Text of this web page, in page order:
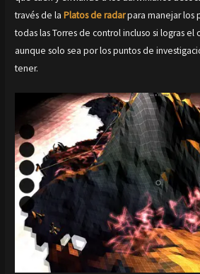
través de la Platos de radarpara manejar los
todas las Torres de control incluso si logras
aunque solo sea por los puntos de
tener.